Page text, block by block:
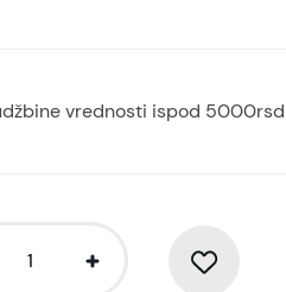
vrednosti ispod